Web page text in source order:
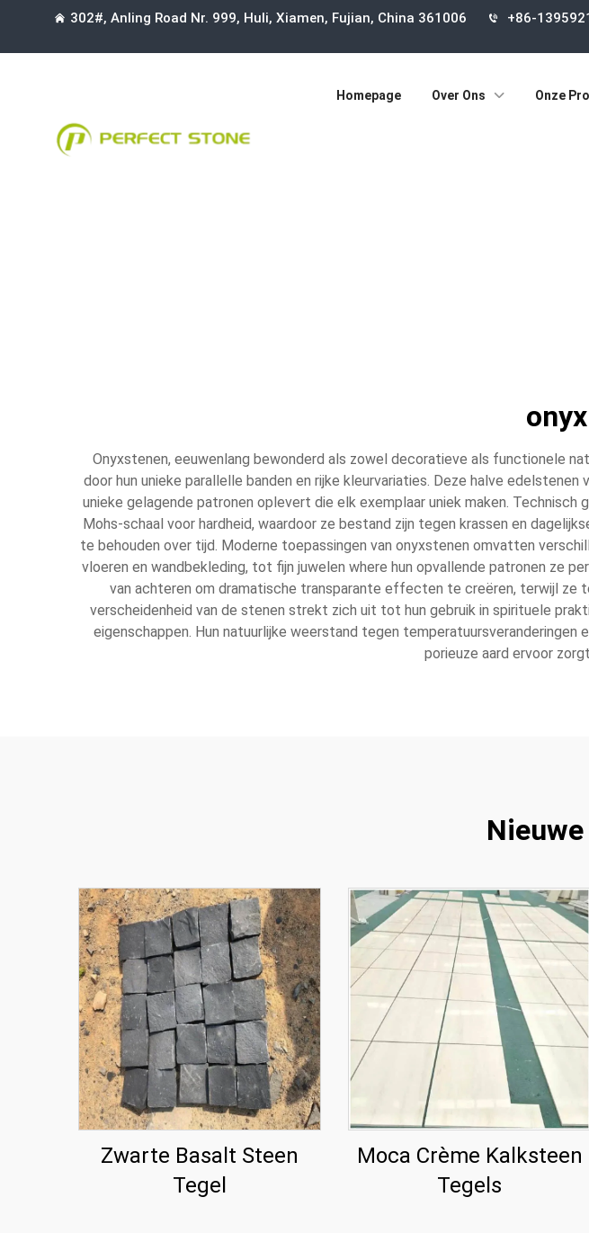
302#, Anling Road Nr. 999, Huli, Xiamen, Fujian, China 361006 +86-
Homepage Over Ons Onze
Onyxstenen, eeuwenlang bewonderd als zowel decoratieve als functionele
door hun unieke parallelle banden en rijke kleurvariaties. Deze halve
unieke gelagende patronen oplevert die elk exemplaar uniek maken.
Mohs-schaal voor hardheid, waardoor ze bestand zijn tegen krassen en
te behouden over tijd. Moderne toepassingen van onyxstenen omvatten
vloeren en wandbekleding, tot fijn juwelen where hun opvallende patronen ze
van achteren om dramatische transparante effecten te creëren, terwijl ze
verscheidenheid van de stenen strekt zich uit tot hun gebruik in spirituele
eigenschappen. Hun natuurlijke weerstand tegen
porieuze aard ervoor
Zwarte Basalt Steen
Tegel
Moca Crème Kalksteen
Tegels